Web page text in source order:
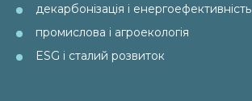
декарбонізація і енергоефективність
промислова і агроекологія
ESG і сталий розвиток